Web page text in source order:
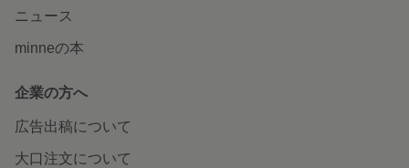
ニュース
minneの本
企業の方へ
広告出稿について
大口注文について